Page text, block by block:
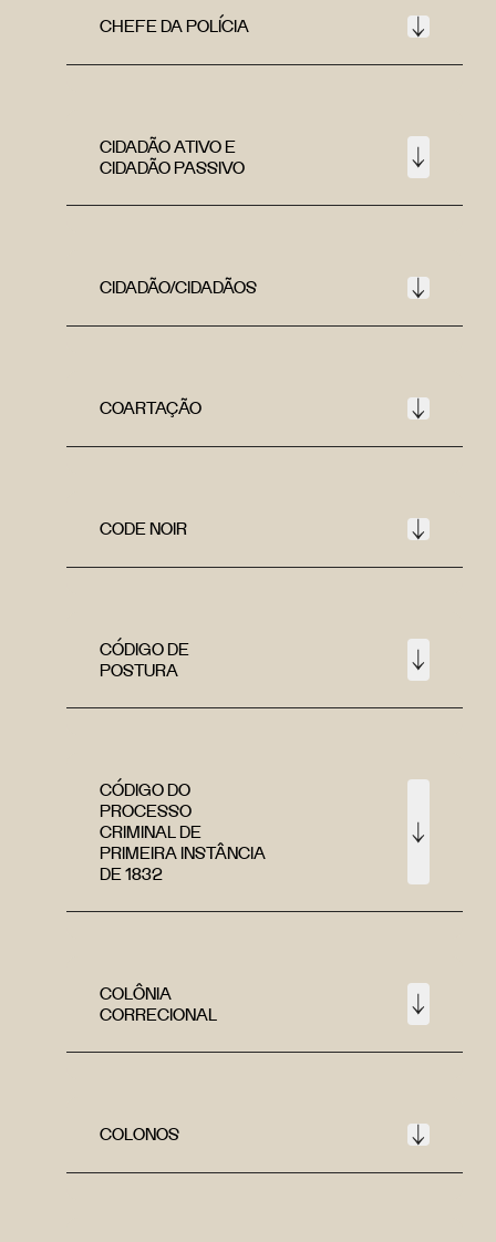
CHEFE DA POLÍCIA
CIDADÃO ATIVO E
CIDADÃO PASSIVO
CIDADÃO/CIDADÃOS
COARTAÇÃO
CODE NOIR
CÓDIGO DE
POSTURA
CÓDIGO DO
PROCESSO
CRIMINAL DE
PRIMEIRA INSTÂNCIA
DE 1832
COLÔNIA
CORRECIONAL
COLONOS